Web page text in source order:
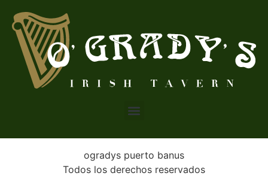
ogradys puerto banus
Todos los derechos reservados